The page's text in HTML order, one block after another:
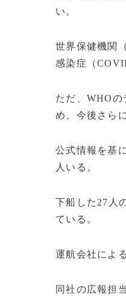
い。
世界保健機関
感染症（
ただ、WHO
め、今後さら
公式情報を基
人いる。
下船した27人
ている。
運航会社によ
同社の広報担